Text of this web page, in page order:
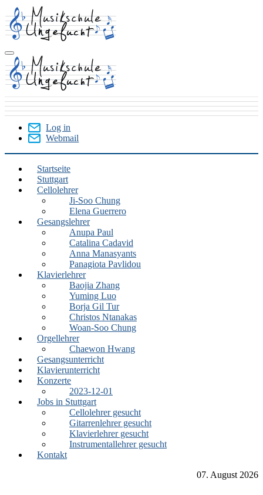
Skip
to
main
content
User
Menu
Log in
Webmail
Stuttgart
Startseite
Stuttgart
Cellolehrer
Ji-Soo Chung
Elena Guerrero
Gesangslehrer
Anupa Paul
Catalina Cadavid
Anna Manasyants
Panagiota Pavlidou
Klavierlehrer
Baojia Zhang
Yuming Luo
Borja Gil Tur
Christos Ntanakas
Woan-Soo Chung
Orgellehrer
Chaewon Hwang
Gesangsunterricht
Klavierunterricht
Konzerte
2023-12-01
Jobs in Stuttgart
Cellolehrer gesucht
Gitarrenlehrer gesucht
Klavierlehrer gesucht
Instrumentallehrer gesucht
Kontakt
07. August 2026